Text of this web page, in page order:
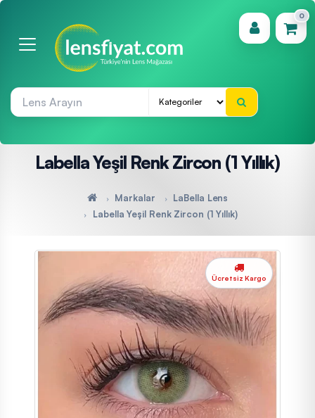
0
(0)
Labella Yeşil Renk Zircon (1 Yıllık)
Markalar
LaBella Lens
Labella Yeşil Renk Zircon (1 Yıllık)
Ücretsiz Kargo